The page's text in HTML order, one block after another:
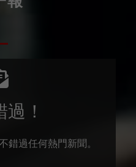
！
錯過任何熱門新聞。